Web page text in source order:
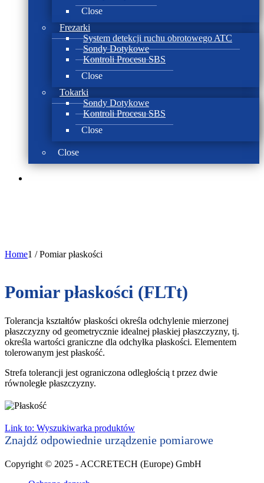
Close
Frezarki
System detekcji ruchu obrotowego ATC
Sondy Dotykowe
Kontroli Procesu SBS
Close
Tokarki
Sondy Dotykowe
Kontroli Procesu SBS
Close
Close
Home1 / Pomiar płaskości
Pomiar płaskości (FLTt)
Tolerancja kształtów płaskości określa odchylenie mierzonej
płaszczyzny od geometrycznie idealnej płaskiej płaszczyzny, tj.
określa wartości graniczne dla odchyłka płaskości. Elementem
tolerowanym jest płaskość.
Strefa tolerancji jest ograniczona odległością t przez dwie
równoległe płaszczyzny.
Link to: Wyszukiwarka produktów
Znajdź odpowiednie urządzenie pomiarowe
Copyright © 2025 - ACCRETECH (Europe) GmbH